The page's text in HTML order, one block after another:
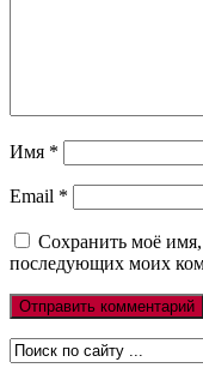
Имя *
Email *
Сохранить моё имя,
последующих моих